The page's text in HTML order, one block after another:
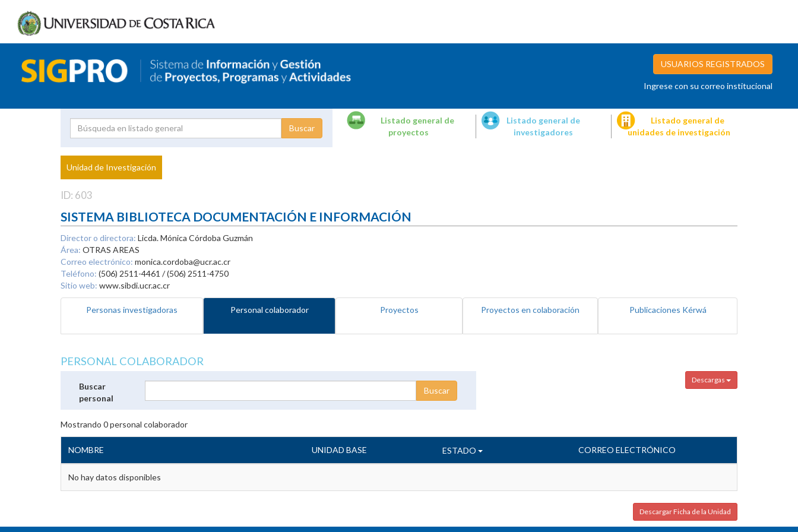
USUARIOS REGISTRADOS
Ingrese con su correo institucional
Proyecto
Investigador
Listado general de
proyectos
Listado general de
investigadores
Listado general de
unidades de investigación
Unidad de Investigación
ID: 603
SISTEMA BIBLIOTECA DOCUMENTACIÓN E INFORMACIÓN
Director o directora: Licda. Mónica Córdoba Guzmán
Área: OTRAS AREAS
Correo electrónico: monica.cordoba@ucr.ac.cr
Teléfono: (506) 2511-4461 / (506) 2511-4750
Sitio web: www.sibdi.ucr.ac.cr
Personas investigadoras Personal colaborador Proyectos Proyectos en colaboración Publicaciones Kérwá
PERSONAL COLABORADOR
Descargas
Buscar
personal
Mostrando 0personal colaborador
NOMBRE UNIDAD BASE ESTADO CORREO ELECTRÓNICO
No hay datos disponibles
Descargar Ficha de la Unidad